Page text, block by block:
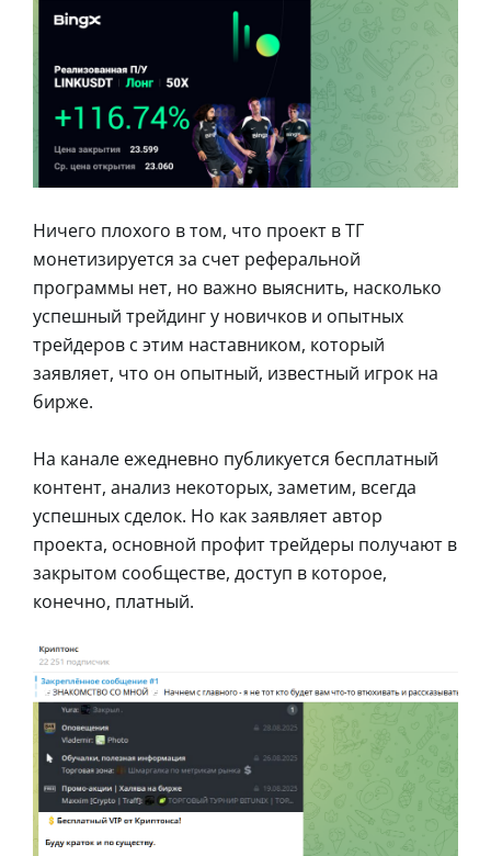
Ничего плохого в том, что проект в ТГ
монетизируется за счет реферальной
программы нет, но важно выяснить, насколько
успешный трейдинг у новичков и опытных
трейдеров с этим наставником, который
заявляет, что он опытный, известный игрок на
бирже.
На канале ежедневно публикуется бесплатный
контент, анализ некоторых, заметим, всегда
успешных сделок. Но как заявляет автор
проекта, основной профит трейдеры получают в
закрытом сообществе, доступ в которое,
конечно, платный.